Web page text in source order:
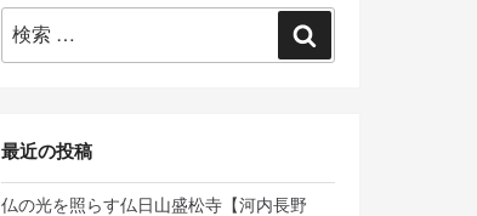
索:
最近の投稿
仏の光を照らす仏日山盛松寺【河内長野